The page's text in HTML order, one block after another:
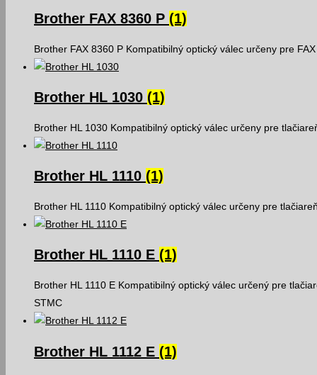
Brother FAX 8360 P (1)
Brother FAX 8360 P Kompatibilný optický válec určeny pre
Brother HL 1030 (1)
Brother HL 1030 Kompatibilný optický válec určeny pre
Brother HL 1110 (1)
Brother HL 1110 Kompatibilný optický válec určeny pre
Brother HL 1110 E (1)
Brother HL 1110 E Kompatibilný optický válec určený pre
STMC
Brother HL 1112 E (1)